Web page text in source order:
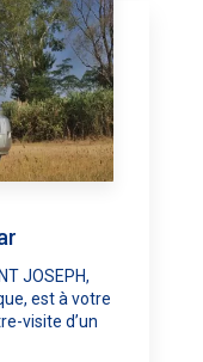
JOSEPH,
est à votre
visite d’un